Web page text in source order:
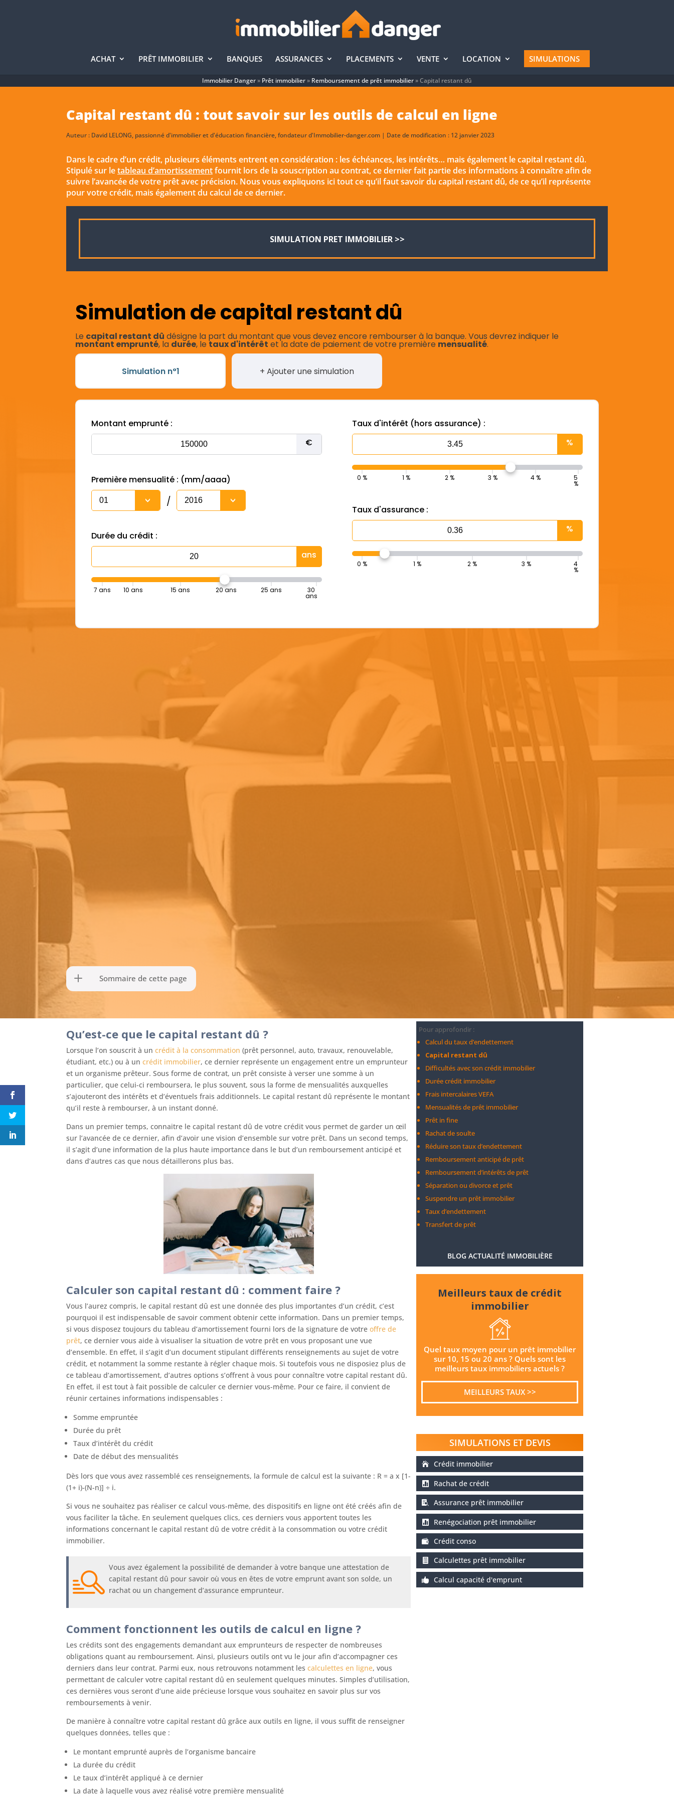
ACHAT PRÊT IMMOBILIER BANQUES ASSURANCES PLACEMENTS VENTE LOCATION SIMULATIONS
Immobilier Danger» Prêt immobilier» Remboursement de prêt immobilier»Capital restant dû
Capital restant dû : tout savoir sur les outils de calcul en ligne
Auteur : David LELONG, passionné d'immobilier et d'éducation financière, fondateur d'Immobilier-danger.com | Date de modification : 12 janvier 2023
Dans le cadre d’un crédit, plusieurs éléments entrent en considération : les échéances, les intérêts… mais également le capital restant dû.
Stipulé sur letableau d’amortissementfournit lors de la souscription au contrat, ce dernier fait partie des informations à connaître afin de
suivre l’avancée de votre prêt avec précision. Nous vous expliquons ici tout ce qu’il faut savoir du capital restant dû, de ce qu’il représente
pour votre crédit, mais également du calcul de ce dernier.
SIMULATION PRET IMMOBILIER >>
Sommaire de cette page
Qu’est-ce que le capital restant dû ?
Lorsque l’on souscrit à un crédit à la consommation (prêt personnel, auto, travaux, renouvelable,
étudiant, etc.) ou à un crédit immobilier, ce dernier représente un engagement entre un emprunteur
et un organisme prêteur. Sous forme de contrat, un prêt consiste à verser une somme à un
particulier, que celui-ci remboursera, le plus souvent, sous la forme de mensualités auxquelles
s’ajouteront des intérêts et d’éventuels frais additionnels. Le capital restant dû représente le montant
qu’il reste à rembourser, à un instant donné.
Dans un premier temps, connaitre le capital restant dû de votre crédit vous permet de garder un œil
sur l’avancée de ce dernier, afin d’avoir une vision d’ensemble sur votre prêt. Dans un second temps,
il s’agit d’une information de la plus haute importance dans le but d’un remboursement anticipé et
dans d’autres cas que nous détaillerons plus bas.
Calculer son capital restant dû : comment faire ?
Vous l’aurez compris, le capital restant dû est une donnée des plus importantes d’un crédit, c’est
pourquoi il est indispensable de savoir comment obtenir cette information. Dans un premier temps,
si vous disposez toujours du tableau d’amortissement fourni lors de la signature de votre offre de
prêt, ce dernier vous aide à visualiser la situation de votre prêt en vous proposant une vue
d’ensemble. En effet, il s’agit d’un document stipulant différents renseignements au sujet de votre
crédit, et notamment la somme restante à régler chaque mois. Si toutefois vous ne disposiez plus de
ce tableau d’amortissement, d’autres options s’offrent à vous pour connaître votre capital restant dû.
En effet, il est tout à fait possible de calculer ce dernier vous-même. Pour ce faire, il convient de
réunir certaines informations indispensables :
Somme empruntée
Durée du prêt
Taux d’intérêt du crédit
Date de début des mensualités
Dès lors que vous avez rassemblé ces renseignements, la formule de calcul est la suivante : R = a x [1-
(1+ i)-(N-n)] ÷ i.
Si vous ne souhaitez pas réaliser ce calcul vous-même, des dispositifs en ligne ont été créés afin de
vous faciliter la tâche. En seulement quelques clics, ces derniers vous apportent toutes les
informations concernant le capital restant dû de votre crédit à la consommation ou votre crédit
immobilier.
Vous avez également la possibilité de demander à votre banque une attestation de
capital restant dû pour savoir où vous en êtes de votre emprunt avant son solde, un
rachat ou un changement d’assurance emprunteur.
Comment fonctionnent les outils de calcul en ligne ?
Les crédits sont des engagements demandant aux emprunteurs de respecter de nombreuses
obligations quant au remboursement. Ainsi, plusieurs outils ont vu le jour afin d’accompagner ces
derniers dans leur contrat. Parmi eux, nous retrouvons notamment les calculettes en ligne, vous
permettant de calculer votre capital restant dû en seulement quelques minutes. Simples d’utilisation,
ces dernières vous seront d’une aide précieuse lorsque vous souhaitez en savoir plus sur vos
remboursements à venir.
De manière à connaître votre capital restant dû grâce aux outils en ligne, il vous suffit de renseigner
quelques données, telles que :
Le montant emprunté auprès de l’organisme bancaire
La durée du crédit
Le taux d’intérêt appliqué à ce dernier
La date à laquelle vous avez réalisé votre première mensualité
Pour approfondir :
Calcul du taux d’endettement
Capital restant dû
Difficultés avec son crédit immobilier
Durée crédit immobilier
Frais intercalaires VEFA
Mensualités de prêt immobilier
Prêt in fine
Rachat de soulte
Réduire son taux d’endettement
Remboursement anticipé de prêt
Remboursement d’intérêts de prêt
Séparation ou divorce et prêt
Suspendre un prêt immobilier
Taux d’endettement
Transfert de prêt
BLOG ACTUALITÉ IMMOBILIÈRE
Meilleurs taux de crédit
immobilier
Quel taux moyen pour un prêt immobilier
sur 10, 15 ou 20 ans ? Quels sont les
meilleurs taux immobiliers actuels ?
MEILLEURS TAUX >>
SIMULATIONS ET DEVIS
Crédit immobilier
Rachat de crédit
Assurance prêt immobilier
Renégociation prêt immobilier
Crédit conso
Calculettes prêt immobilier
Calcul capacité d'emprunt